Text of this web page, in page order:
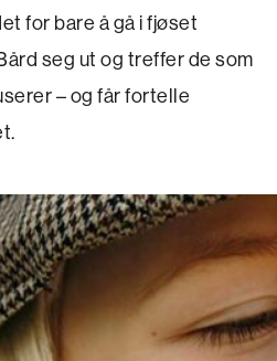
for bare å gå i fjøset
seg ut og treffer de som
– og får fortelle